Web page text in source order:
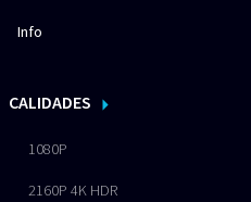
Info
CALIDADES
1080P
2160P 4K HDR